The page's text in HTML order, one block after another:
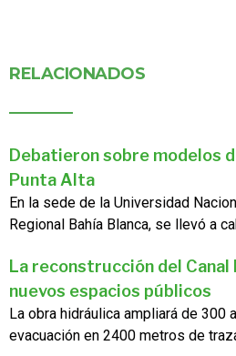
RELACIONADOS
Debatieron sobre modelos
Punta Alta
En la sede de la Universidad
Regional Bahía Blanca, se llevó a
La reconstrucción del Canal
nuevos espacios públicos
La obra hidráulica ampliará de 300
evacuación en 2400 metros de